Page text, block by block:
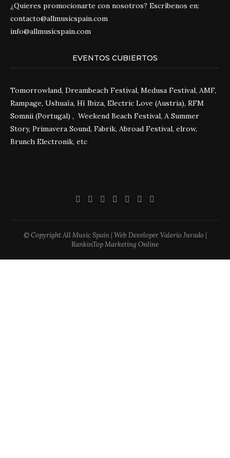
¿Quieres promocionarte con nosotros? Escríbenos en:
contacto@allmusicspain.com
info@allmusicspain.com
EVENTOS CUBIERTOS
Tomorrowland, Dreambeach Festival, Medusa Festival, AMF,
Rampage, Ushuaïa, Hï Ibiza, Electric Love (Austria), RFM
Somnii (Portugal) , Weekend Beach Festival, A Summer
Story, Primavera Sound, Fabrik, Abroad Festival, elrow,
Brunch Electronik, etc
© Copyright All Music Spain | Web Developer Valerio Jurado |
RankinTop Marketing Online